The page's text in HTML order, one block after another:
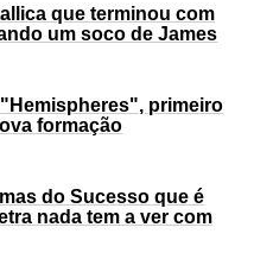
que terminou com
um soco de James
primeiro
formação
do Sucesso que é
nada tem a ver com